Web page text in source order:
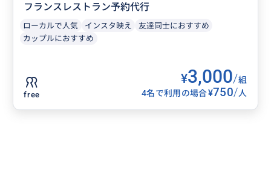
フランスレストラン予約代行
ローカルで人気 インスタ映え
友達同士におすすめ
カップルにおすすめ
free
¥3,000/組
4名で利用の場合¥750/人